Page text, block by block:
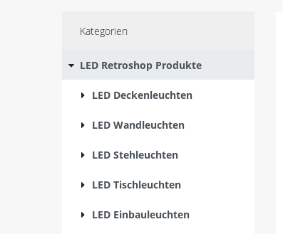
Kategorien
LED Retroshop Produkte
LED Deckenleuchten
LED Wandleuchten
LED Stehleuchten
LED Tischleuchten
LED Einbauleuchten